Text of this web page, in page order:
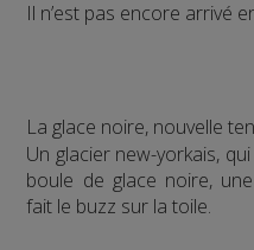
Il n’est pas encore arrivé
La glace noire, nouvelle
Un glacier new-yorkais,
boule de glace noire,
fait le buzz sur la toile.